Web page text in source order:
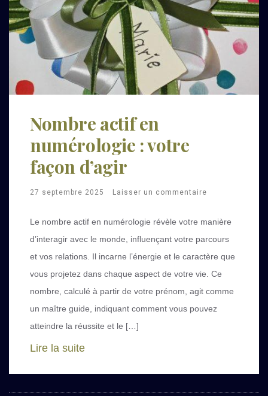
Nombre actif en
numérologie : votre
façon d’agir
27 septembre 2025 Laisser un commentaire
Le nombre actif en numérologie révèle votre manière
d’interagir avec le monde, influençant votre parcours
et vos relations. Il incarne l’énergie et le caractère que
vous projetez dans chaque aspect de votre vie. Ce
nombre, calculé à partir de votre prénom, agit comme
un maître guide, indiquant comment vous pouvez
atteindre la réussite et le […]
Lire la suite